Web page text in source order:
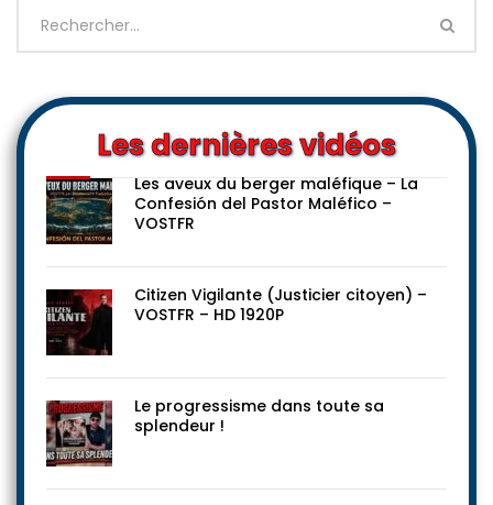
Les dernières vidéos
Les aveux du berger maléfique – La
Confesión del Pastor Maléfico –
VOSTFR
Citizen Vigilante (Justicier citoyen) –
VOSTFR – HD 1920P
Le progressisme dans toute sa
splendeur !